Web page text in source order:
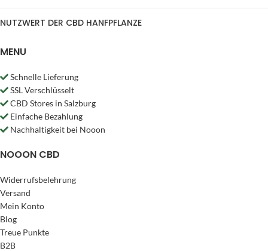
NUTZWERT DER CBD HANFPFLANZE
MENU
Schnelle Lieferung
SSL Verschlüsselt
CBD Stores in Salzburg
Einfache Bezahlung
Nachhaltigkeit bei Nooon
NOOON CBD
Widerrufsbelehrung
Versand
Mein Konto
Blog
Treue Punkte
B2B